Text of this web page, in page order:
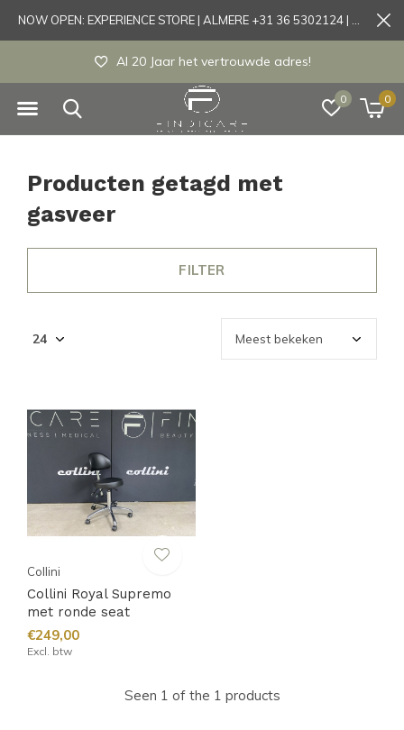
0 0
Al 20 Jaar het vertrouwde adres!
Producten getagd met
gasveer
FILTER
Collini
Collini Royal Supremo
met ronde seat
€249,00
Excl. btw
Seen 1 of the 1 products